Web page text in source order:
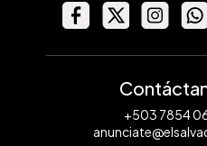
+503 7854